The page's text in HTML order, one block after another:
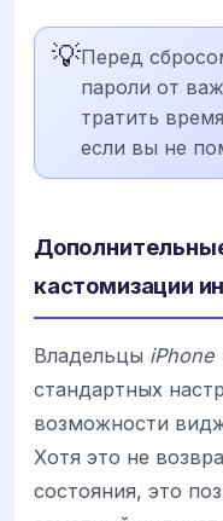
💡Перед
пароли от
тратить
если вы не
кастомизации
Владельцы iPhone
стандартных
возможности
Хотя это не
состояния, это